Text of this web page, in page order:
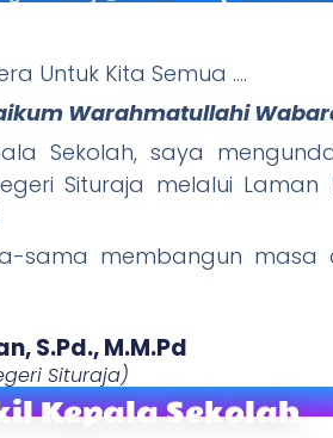
Rajin Ibadah) "
Untuk Kita Semua ….
Warahmatullahi
Sekolah, saya
Situraja melalui Laman
sama membangun
S.Pd., M.M.Pd​
Situraja)
Kepala Sekolah